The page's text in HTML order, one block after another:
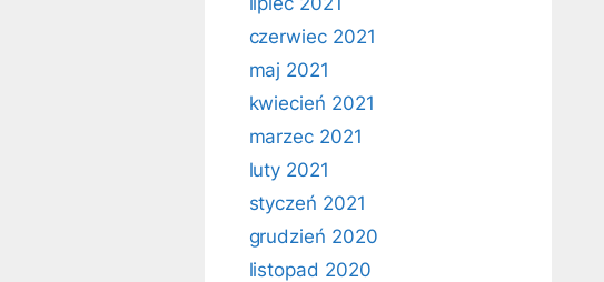
czerwiec 2021
maj 2021
kwiecień 2021
marzec 2021
luty 2021
styczeń 2021
grudzień 2020
listopad 2020